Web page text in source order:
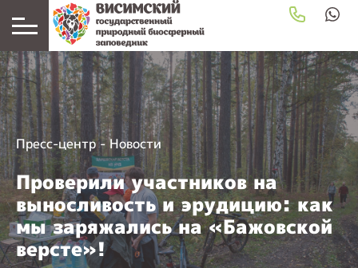
Пресс-центр-Новости
Проверили участников на
выносливость и эрудицию: как
мы заряжались на «Бажовской
версте»!